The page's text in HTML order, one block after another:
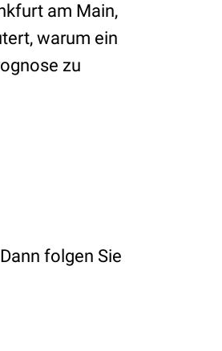
am Main,
warum ein
zu
folgen Sie